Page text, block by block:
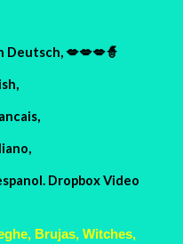
💋💋💋🧙
Dropbox Video
Brujas, Witches,